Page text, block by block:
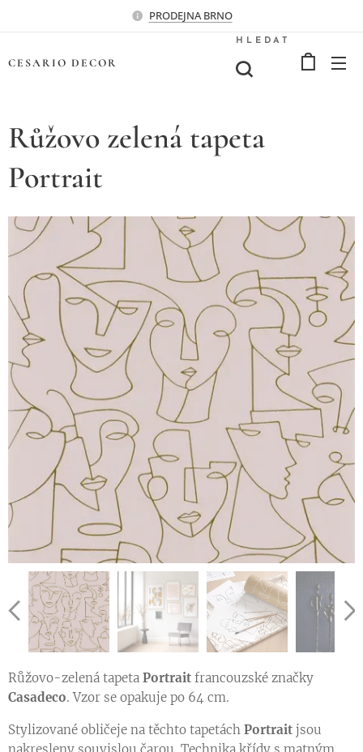
PRODEJNA BRNO
CESARIO DECOR
HLEDAT
Růžovo zelená tapeta
Portrait
Ukázka vzoru tapety v jiné barevné variantě
Ukázka vzoru tapety v jiné barevné variantě
Ukázka vzoru tapety v jiné barevné variantě
Ukázka vzoru tapety v jiné barevné variantě
Růžovo-zelená tapeta Portrait francouzské značky
Casadeco. Vzor se opakuje po 64 cm.
Stylizované obličeje na těchto tapetách Portrait jsou